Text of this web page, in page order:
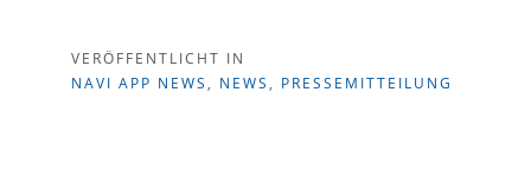
VERÖFFENTLICHT IN
NAVI APP NEWS , NEWS , PRESSEMITTEILUNG